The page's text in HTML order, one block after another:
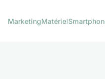
MarketingMatériel